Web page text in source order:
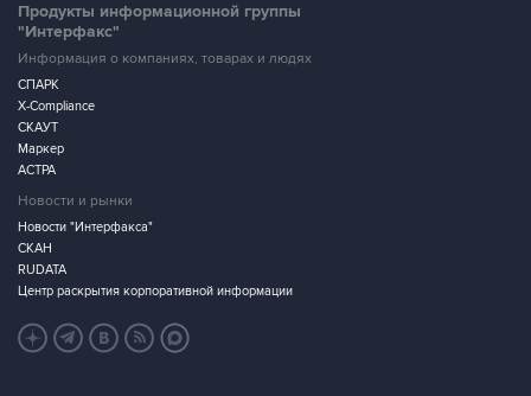
Продукты информационной группы
"Интерфакс"
Информация о компаниях, товарах и людях
СПАРК
X-Compliance
СКАУТ
Маркер
АСТРА
Новости и рынки
Новости "Интерфакса"
СКАН
RUDATA
Центр раскрытия корпоративной информации